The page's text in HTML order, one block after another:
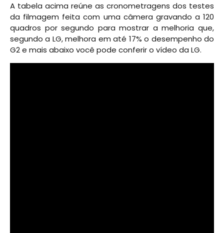
A tabela acima reúne as cronometragens dos testes
da filmagem feita com uma câmera gravando a 120
quadros por segundo para mostrar a melhoria que,
segundo a LG, melhora em até 17% o desempenho do
G2 e mais abaixo você pode conferir o vídeo da LG.